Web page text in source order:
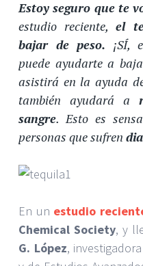
Estoy seguro que te
estudio reciente, el
bajar de peso. ¡SÍ,
puede ayudarte a
asistirá en la ayuda
también ayudará a
sangre. Esto es
personas que sufren
En un estudio
Chemical Society, y
G. López,